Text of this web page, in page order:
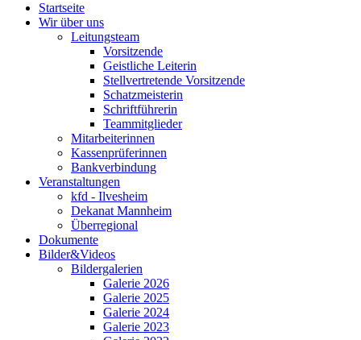
Startseite
Wir über uns
Leitungsteam
Vorsitzende
Geistliche Leiterin
Stellvertretende Vorsitzende
Schatzmeisterin
Schriftführerin
Teammitglieder
Mitarbeiterinnen
Kassenprüferinnen
Bankverbindung
Veranstaltungen
kfd - Ilvesheim
Dekanat Mannheim
Überregional
Dokumente
Bilder&Videos
Bildergalerien
Galerie 2026
Galerie 2025
Galerie 2024
Galerie 2023